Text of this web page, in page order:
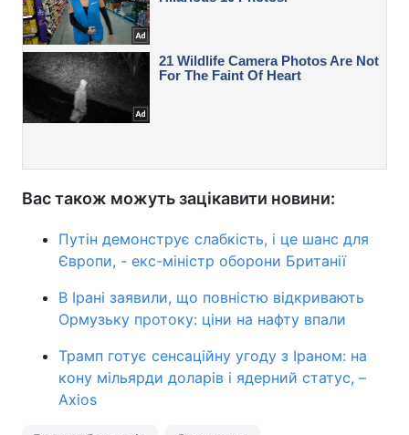
Вас також можуть зацікавити новини:
Путін демонструє слабкість, і це шанс для
Європи, - екс-міністр оборони Британії
В Ірані заявили, що повністю відкривають
Ормузьку протоку: ціни на нафту впали
Трамп готує сенсаційну угоду з Іраном: на
кону мільярди доларів і ядерний статус, –
Axios